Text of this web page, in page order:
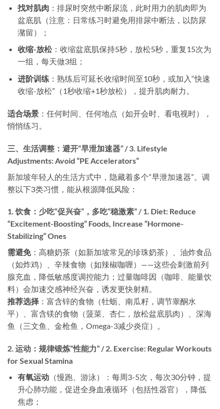
找对肌肉 ​：排尿时突然中断尿流，此时用力的肌肉即为
盆底肌（注意：日常练习时避免用排尿中断法，以防尿
潴留）；
收缩-放松​：收缩盆底肌保持5秒，放松5秒，重复15次为
一组，每天做3组；
进阶训练​：熟练后可延长收缩时间至10秒，或加入“快速
收缩-放松”（1秒收缩+1秒放松），提升肌肉耐力。
适合场景 ​：任何时间、任何地点（如开会时、看电视时），
悄悄练习。
三、生活调整：避开“早泄加速器” / 3. Lifestyle
Adjustments: Avoid “PE Accelerators”
新加坡年轻人的生活方式中，隐藏着多个“早泄加速器”。调
整以下3类习惯，能从根源降低风险：
1. 饮食：少吃“促兴奋”，多吃“稳激素” / 1. Diet: Reduce
“Excitement-Boosting” Foods, Increase “Hormone-
Stabilizing” Ones
需避免​：高糖奶茶（如新加坡常见的珍珠奶茶）、油炸食品
（如炸鸡）、辛辣食物（如辣椒咖喱）——这些会刺激前列
腺充血，降低敏感度调控能力；过量咖啡因（咖啡、能量饮
料）会加速交感神经兴奋，诱发更快射精。
推荐选择 ​：富含锌的食物（牡蛎、南瓜籽，调节睾酮水
平）、富含镁的食物（菠菜、杏仁，放松盆底肌肉）、深海
鱼（三文鱼、金枪鱼，Omega-3减少炎症）。
2. 运动：规律锻炼“性能力” / 2. Exercise: Regular Workouts
for Sexual Stamina
有氧运动​（慢跑、游泳）：每周3-5次，每次30分钟，提
升心肺功能，促进全身血液循环（包括性器官），降低
焦虑；